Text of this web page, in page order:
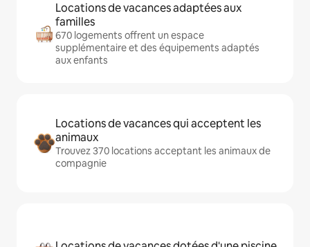
Locations de vacances adaptées aux
familles
670 logements offrent un espace
supplémentaire et des équipements adaptés
aux enfants
Locations de vacances qui acceptent les
animaux
Trouvez 370 locations acceptant les animaux de
compagnie